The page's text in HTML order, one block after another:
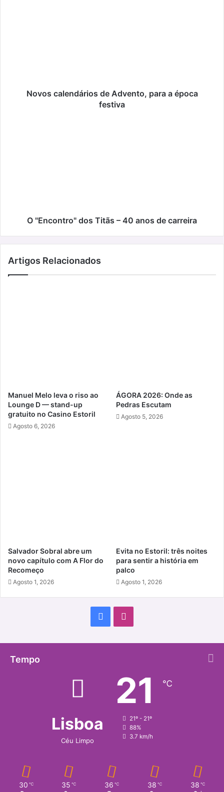
Novos calendários de Advento, para a época
festiva
O "Encontro" dos Titãs – 40 anos de carreira
Artigos Relacionados
Manuel Melo leva o riso ao
Lounge D — stand-up
gratuito no Casino Estoril
Agosto 6, 2026
ÁGORA 2026: Onde as
Pedras Escutam
Agosto 5, 2026
Salvador Sobral abre um
novo capítulo com A Flor do
Recomeço
Agosto 1, 2026
Evita no Estoril: três noites
para sentir a história em
palco
Agosto 1, 2026
Facebook
Tempo
Lisboa
Céu Limpo
21 ℃
21º - 21º
88%
3.7 km/h
30 ℃ 35 ℃ 36 ℃ 38 ℃ 38 ℃